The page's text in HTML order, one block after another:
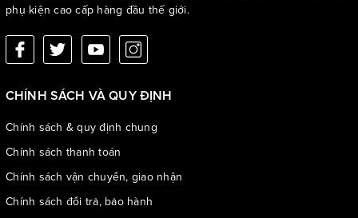
phụ kiện cao cấp hàng đầu thế giới.
CHÍNH SÁCH VÀ QUY ĐỊNH
Chính sách & quy định chung
Chính sách thanh toán
Chính sách vận chuyển, giao nhận
Chính sách đổi trả, bảo hành